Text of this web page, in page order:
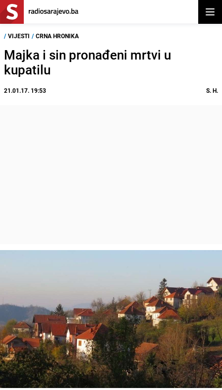
/ VIJESTI / CRNA HRONIKA
Majka i sin pronađeni mrtvi u
kupatilu
21.01.17. 19:53 S. H.